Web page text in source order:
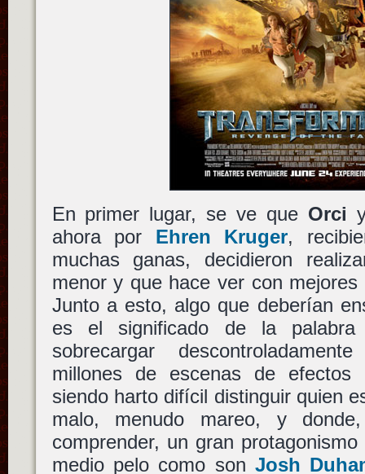
En primer lugar, se ve que Orci
ahora por Ehren Kruger,
muchas ganas, decidieron
menor y que hace ver con
Junto a esto, algo que deberían
es el significado de la
sobrecargar
millones de escenas de efectos
siendo harto difícil distinguir quien
malo, menudo mareo, y
comprender, un gran
medio pelo como sonJosh